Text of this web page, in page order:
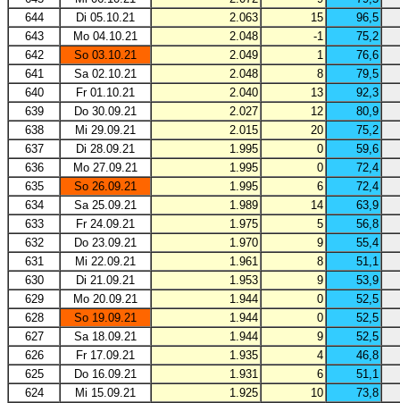
644
Di 05.10.21 2.063 15
96,5
643
Mo 04.10.21 2.048 -1
75,2
642
So 03.10.21 2.049 1
76,6
641
Sa 02.10.21 2.048 8
79,5
640
Fr 01.10.21 2.040 13
92,3
639
Do 30.09.21 2.027 12
80,9
638
Mi 29.09.21 2.015 20
75,2
637
Di 28.09.21 1.995 0
59,6
636
Mo 27.09.21 1.995 0
72,4
635
So 26.09.21 1.995 6
72,4
634
Sa 25.09.21 1.989 14
63,9
633
Fr 24.09.21 1.975 5
56,8
632
Do 23.09.21 1.970 9
55,4
631
Mi 22.09.21 1.961 8
51,1
630
Di 21.09.21 1.953 9
53,9
629
Mo 20.09.21 1.944 0
52,5
628
So 19.09.21 1.944 0
52,5
627
Sa 18.09.21 1.944 9
52,5
626
Fr 17.09.21 1.935 4
46,8
625
Do 16.09.21 1.931 6
51,1
624
Mi 15.09.21 1.925 10
73,8